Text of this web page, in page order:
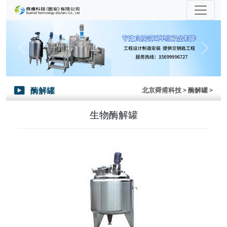
Previous Next
 酶解罐 北京舜甫科技> 酶解罐 >
生物酶解罐